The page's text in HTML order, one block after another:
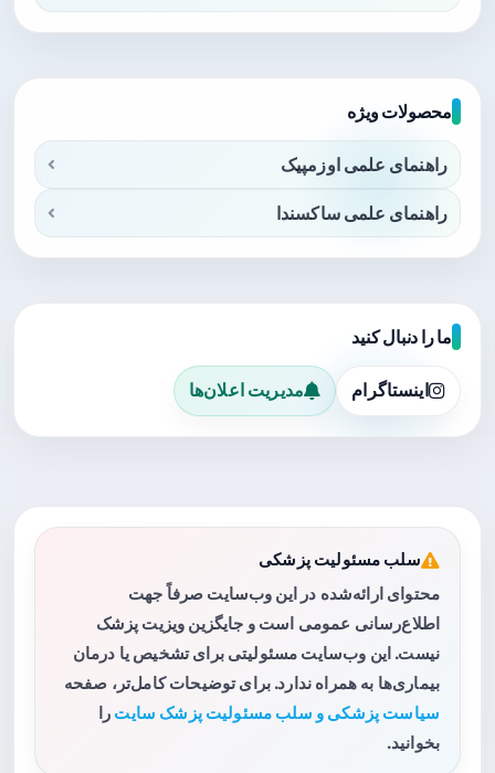
محصولات ویژه
راهنمای علمی اوزمپیک
راهنمای علمی ساکسندا
ما را دنبال کنید
اینستاگرام مدیریت اعلان‌ها
سلب مسئولیت پزشکی
محتوای ارائه‌شده در این وب‌سایت صرفاً جهت
اطلاع‌رسانی عمومی است و جایگزین ویزیت پزشک
نیست. این وب‌سایت مسئولیتی برای تشخیص یا درمان
بیماری‌ها به همراه ندارد. برای توضیحات کامل‌تر، صفحه
سیاست پزشکی و سلب مسئولیت پزشک سایت را
بخوانید.